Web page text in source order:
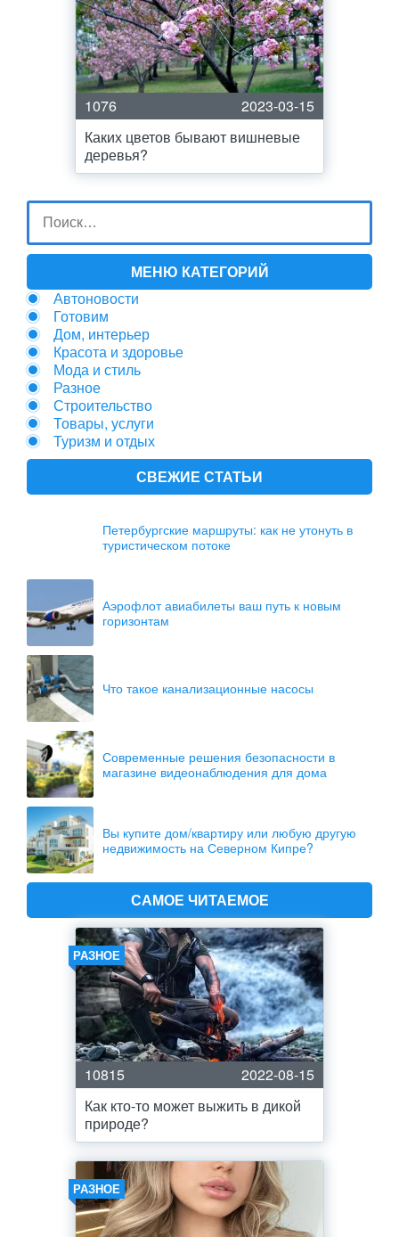
1076
2023-03-15
Каких цветов бывают вишневые
деревья?
МЕНЮ КАТЕГОРИЙ
Автоновости
Готовим
Дом, интерьер
Красота и здоровье
Мода и стиль
Разное
Строительство
Товары, услуги
Туризм и отдых
СВЕЖИЕ СТАТЬИ
Петербургские маршруты: как не утонуть в
туристическом потоке
Аэрофлот авиабилеты ваш путь к новым
горизонтам
Что такое канализационные насосы
Современные решения безопасности в
магазине видеонаблюдения для дома
Вы купите дом/квартиру или любую другую
недвижимость на Северном Кипре?
САМОЕ ЧИТАЕМОЕ
РАЗНОЕ
10815
2022-08-15
Как кто-то может выжить в дикой
природе?
РАЗНОЕ